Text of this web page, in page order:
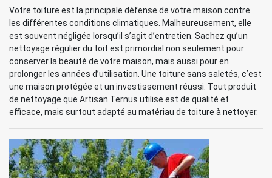
Votre toiture est la principale défense de votre maison contre
les différentes conditions climatiques. Malheureusement, elle
est souvent négligée lorsqu’il s’agit d’entretien. Sachez qu’un
nettoyage régulier du toit est primordial non seulement pour
conserver la beauté de votre maison, mais aussi pour en
prolonger les années d’utilisation. Une toiture sans saletés, c’est
une maison protégée et un investissement réussi. Tout produit
de nettoyage que Artisan Ternus utilise est de qualité et
efficace, mais surtout adapté au matériau de toiture à nettoyer.